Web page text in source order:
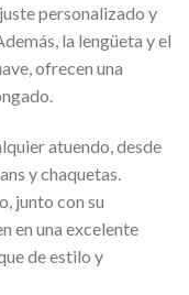
personalizado y
la lengüeta y el
ofrecen una
atuendo, desde
y chaquetas.
junto con su
en una excelente
de estilo y